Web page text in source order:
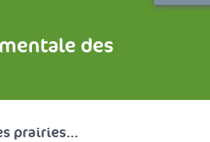
des
prairies...